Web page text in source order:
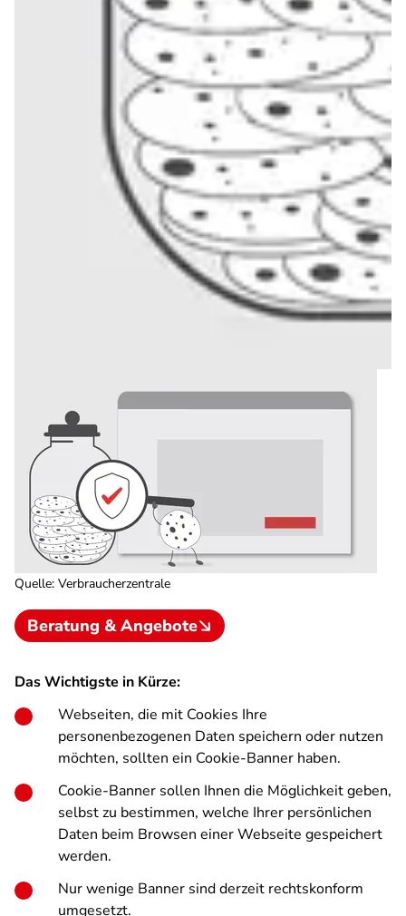
Quelle: Verbraucherzentrale
Beratung & Angebote
Das Wichtigste in Kürze:
Webseiten, die mit Cookies Ihre
personenbezogenen Daten speichern oder nutzen
möchten, sollten ein Cookie-Banner haben.
Cookie-Banner sollen Ihnen die Möglichkeit geben,
selbst zu bestimmen, welche Ihrer persönlichen
Daten beim Browsen einer Webseite gespeichert
werden.
Nur wenige Banner sind derzeit rechtskonform
umgesetzt.